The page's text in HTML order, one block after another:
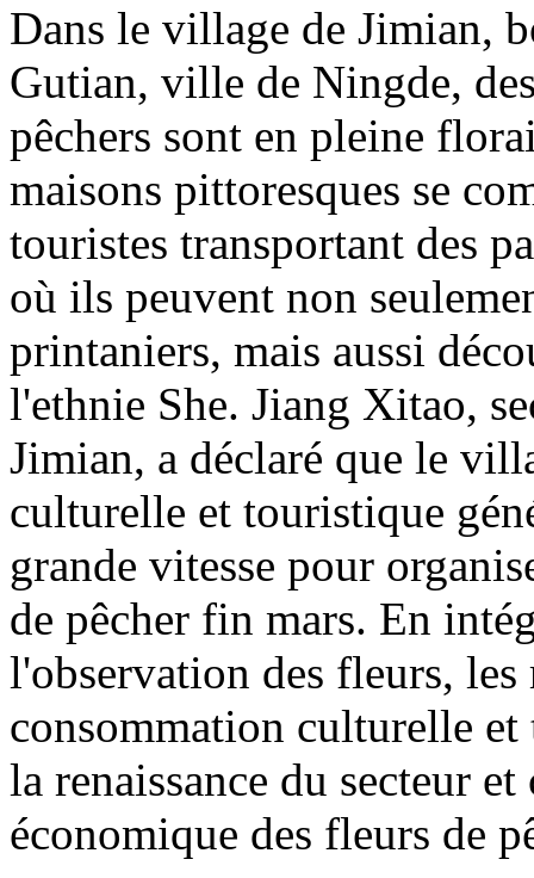
Dans le village de Jimian,
Gutian, ville de Ningde,
pêchers sont en pleine
maisons pittoresques se
touristes transportant des
où ils peuvent non
printaniers, mais aussi
l'ethnie She. Jiang Xitao,
Jimian, a déclaré que le
culturelle et touristique
grande vitesse pour
de pêcher fin mars. En
l'observation des fleurs, les
consommation culturelle
la renaissance du secteur
économique des fleurs de